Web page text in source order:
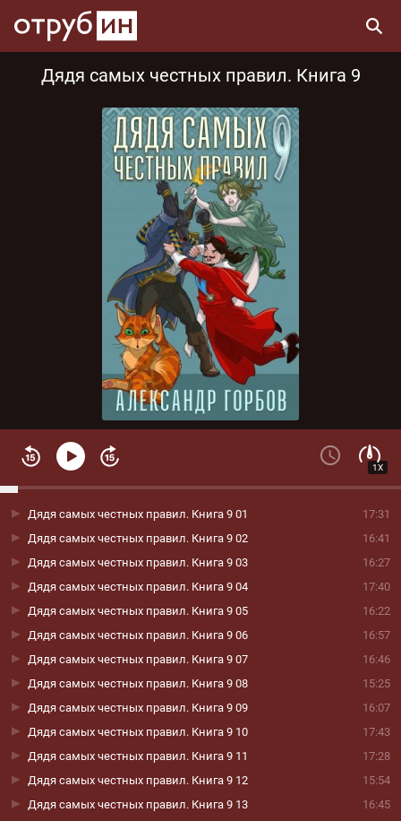
Дядя самых честных правил. Книга 9
1X
17:31
Дядя самых честных правил. Книга 9 01
16:41
Дядя самых честных правил. Книга 9 02
16:27
Дядя самых честных правил. Книга 9 03
17:40
Дядя самых честных правил. Книга 9 04
16:22
Дядя самых честных правил. Книга 9 05
16:57
Дядя самых честных правил. Книга 9 06
16:46
Дядя самых честных правил. Книга 9 07
15:25
Дядя самых честных правил. Книга 9 08
16:07
Дядя самых честных правил. Книга 9 09
17:43
Дядя самых честных правил. Книга 9 10
17:28
Дядя самых честных правил. Книга 9 11
15:54
Дядя самых честных правил. Книга 9 12
16:45
Дядя самых честных правил. Книга 9 13